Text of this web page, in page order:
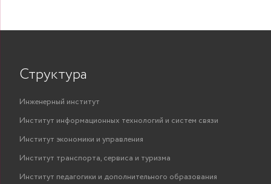
Структура
Инженерный институт
Институт информационных технологий и систем связи
Институт экономики и управления
Институт транспорта, сервиса и туризма
Институт педагогики и дополнительного образования